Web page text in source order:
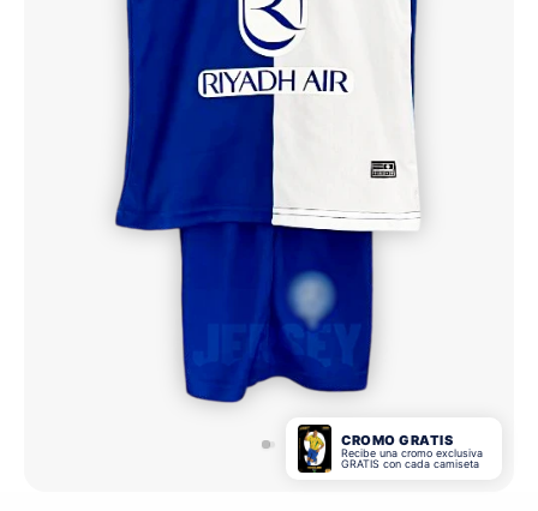
CROMO GRATIS
Recibe una cromo exclusiva
GRATIS con cada camiseta